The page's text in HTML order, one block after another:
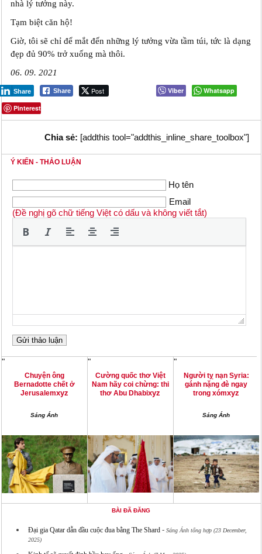
nhà lý tưởng này.
Tạm biệt căn hộ!
Giờ, tôi sẽ chỉ để mắt đến những lý tưởng vừa tầm túi, tức là dạng
đẹp đủ 90% trở xuống mà thôi.
06. 09. 2021
Share Post
Share Viber
Whatsapp
Pinterest
Chia sẻ: [addthis tool="addthis_inline_share_toolbox"]
Ý KIẾN - THẢO LUẬN
Họ tên
Email
(Đề nghị gõ chữ tiếng Việt có dấu và không viết tắt)
"
Chuyện ông
Bernadotte chết ở
Jerusalemxyz
Sáng Ánh
"
Cường quốc thơ Việt
Nam hãy coi chừng: thi
thơ Abu Dhabixyz
"
Người tỵ nạn Syria:
gánh nặng đè ngay
trong xómxyz
Sáng Ánh
BÀI ĐÃ ĐĂNG
Đại gia Qatar dẫn đầu cuộc đua bằng The Shard- Sáng Ánh tổng hợp (23 December,
2025)